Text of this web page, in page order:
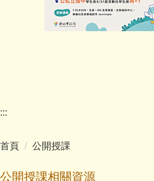
學生活動
影音專區
:::
首頁 公開授課
公開授課相關資源